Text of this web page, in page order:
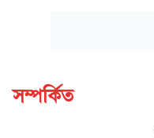
সম্পর্কিত